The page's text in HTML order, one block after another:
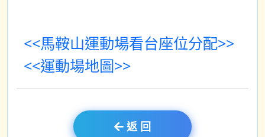
<<馬鞍山運動場看台座位分配>>
<<運動場地圖>>
返 回